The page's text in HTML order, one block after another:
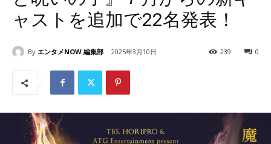
ャストを追加で22名発表！
By エンタメNOW 編集部 2025年3月10日 0
239